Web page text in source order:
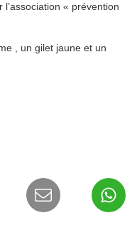
« prévention
, un gilet jaune et un